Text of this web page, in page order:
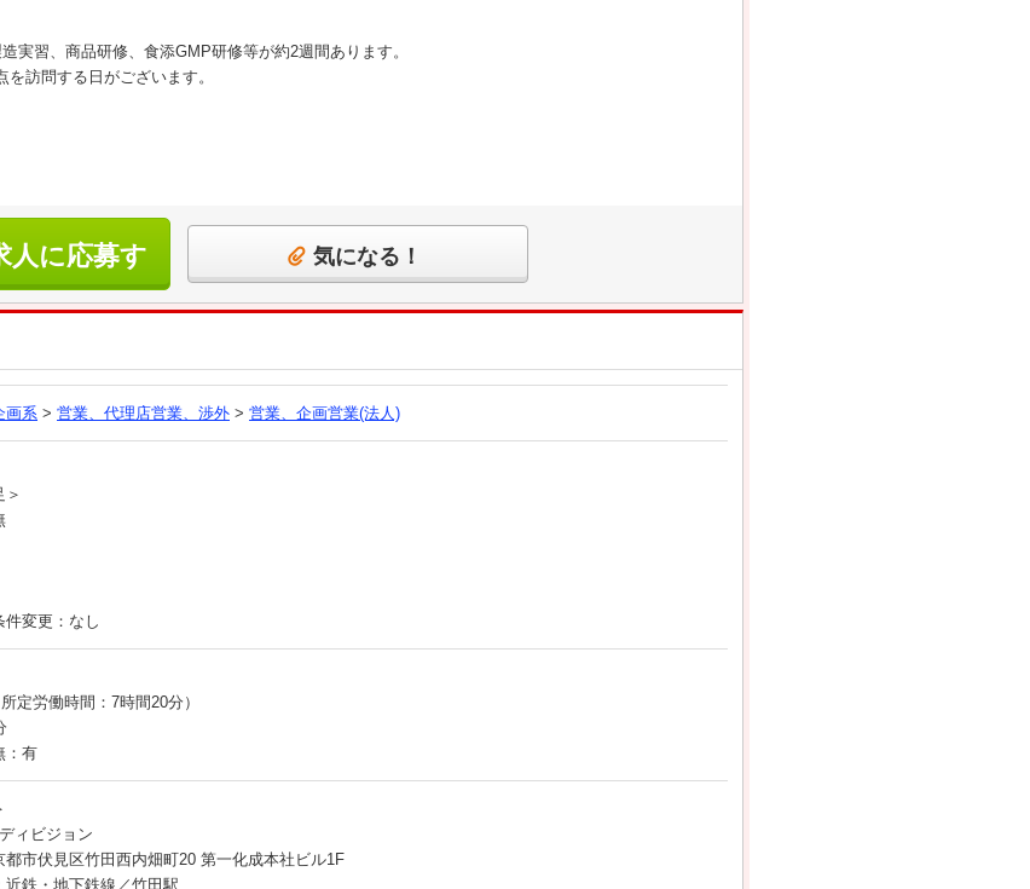
実習、商品研修、食添GMP研修等が約2週間あります。
訪問する日がございます。
人に応募す
る
気になる！
画系 > 営業、代理店営業、渉外 > 営業、企画営業(法人)
＞
変更：なし
定労働時間：7時間20分）
：有
ィビジョン
都市伏見区竹田西内畑町20 第一化成本社ビル1F
近鉄・地下鉄線／竹田駅